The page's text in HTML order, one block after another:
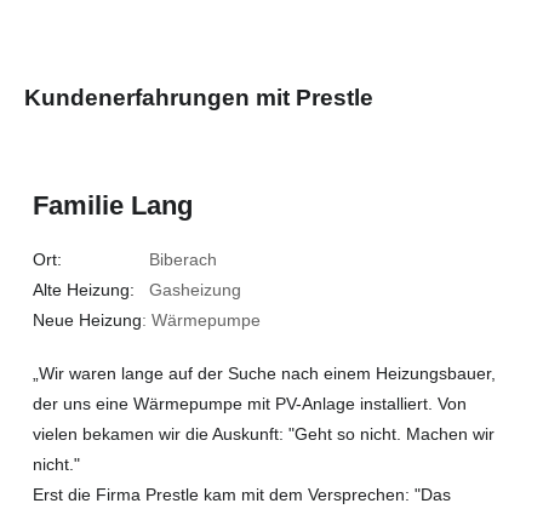
Kundenerfahrungen mit Prestle
Familie Lang
Ort: Biberach
Alte Heizung: Gasheizung
Neue Heizung: Wärmepumpe
„Wir waren lange auf der Suche nach einem Heizungsbauer,
der uns eine Wärmepumpe mit PV-Anlage installiert. Von
vielen bekamen wir die Auskunft: "Geht so nicht. Machen wir
nicht."
Erst die Firma Prestle kam mit dem Versprechen: "Das